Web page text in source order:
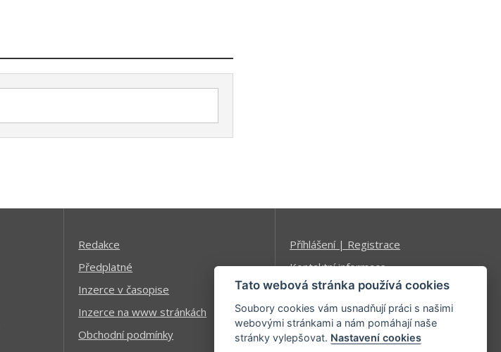
Redakce
Předplatné
Inzerce v časopise
Inzerce na www stránkách
Obchodní podmínky
Příhlášení | Registrace
Kontaktní informace
Mapa stránek
Tato webová stránka používá cookies
Soubory cookies vám usnadňují práci s našimi
webovými stránkami a nám pomáhají naše
stránky vylepšovat. Nastavení cookies